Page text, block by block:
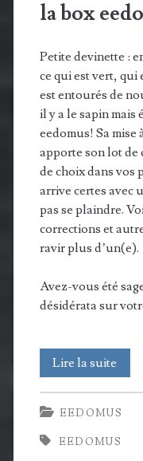
la box
Petite devinette :
ce qui est vert, qui
est entourés de
il y a le sapin mais
eedomus! Sa mise
apporte son lot de
de choix dans vos
arrive certes avec
pas se plaindre.
corrections et
ravir plus d’un(e).
Avez-vous été
désidérata sur
Lire la suite
à
jour
de
EEDOMUS
EEDOMUS